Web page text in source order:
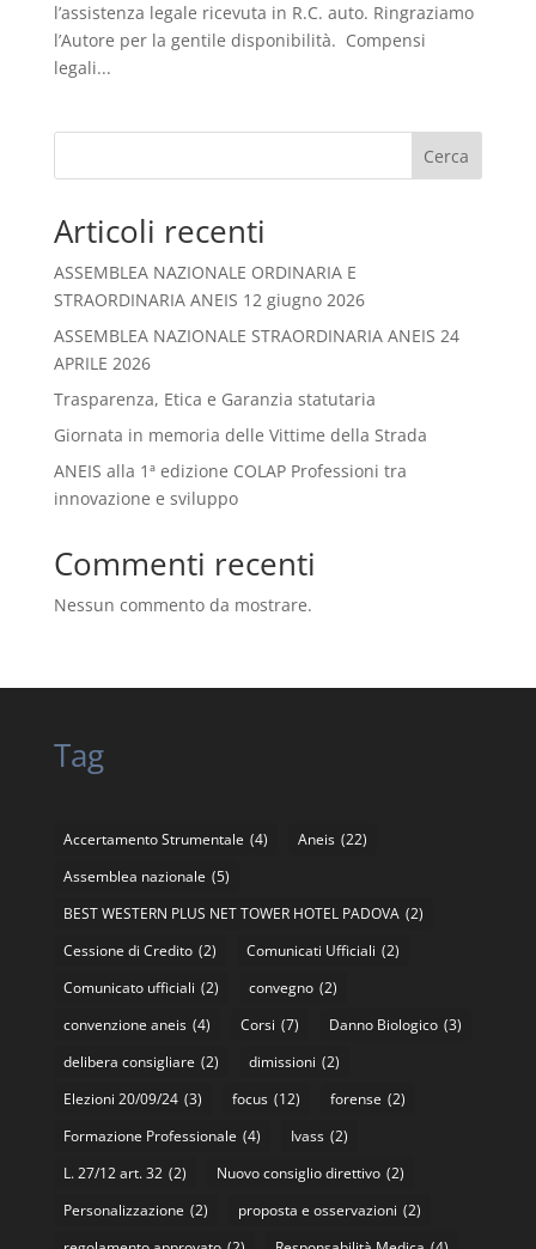
l’assistenza legale ricevuta in R.C. auto. Ringraziamo
l’Autore per la gentile disponibilità. Compensi
legali...
Cerca
Articoli recenti
ASSEMBLEA NAZIONALE ORDINARIA E
STRAORDINARIA ANEIS 12 giugno 2026
ASSEMBLEA NAZIONALE STRAORDINARIA ANEIS 24
APRILE 2026
Trasparenza, Etica e Garanzia statutaria
Giornata in memoria delle Vittime della Strada
ANEIS alla 1ª edizione COLAP Professioni tra
innovazione e sviluppo
Commenti recenti
Nessun commento da mostrare.
Tag
Accertamento Strumentale (4) Aneis (22)
Assemblea nazionale (5)
BEST WESTERN PLUS NET TOWER HOTEL PADOVA (2)
Cessione di Credito (2) Comunicati Ufficiali (2)
Comunicato ufficiali (2) convegno (2)
convenzione aneis (4) Corsi (7) Danno Biologico (3)
delibera consigliare (2) dimissioni (2)
Elezioni 20/09/24 (3) focus (12) forense (2)
Formazione Professionale (4) Ivass (2)
L. 27/12 art. 32 (2) Nuovo consiglio direttivo (2)
Personalizzazione (2) proposta e osservazioni (2)